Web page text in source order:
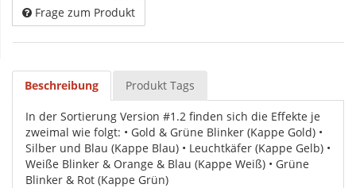
Frage zum Produkt
Beschreibung Produkt Tags
In der Sortierung Version #1.2 finden sich die Effekte je
zweimal wie folgt: • Gold & Grüne Blinker (Kappe Gold) •
Silber und Blau (Kappe Blau) • Leuchtkäfer (Kappe Gelb) •
Weiße Blinker & Orange & Blau (Kappe Weiß) • Grüne
Blinker & Rot (Kappe Grün)